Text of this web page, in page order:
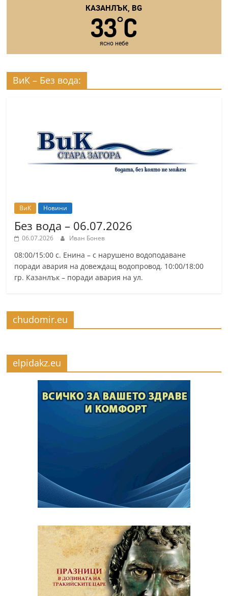
КАЗАНЛЪК, BG
33°C
ясно небе
ВиК – Без вода:
ВиК Новини
Без вода – 06.07.2026
06.07.2026 Иван Бонев
08:00/15:00 с. Енина – с нарушено водоподаване
поради авария на довеждащ водопровод. 10:00/18:00
гр. Казанлък – поради авария на ул.
chudomir.eu
elpidakz.eu